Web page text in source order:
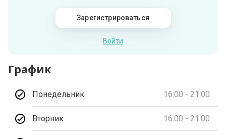
Зарегистрироваться
Войти
График
Понедельник 16:00 - 21:00
Вторник 16:00 - 21:00